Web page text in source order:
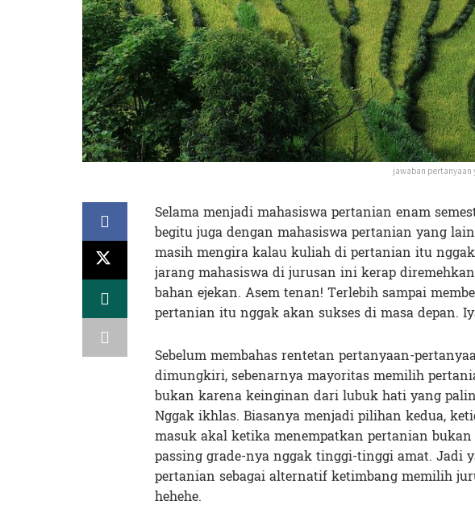
jawaban pertanyaan
Selama menjadi mahasiswa pertanian enam
begitu juga dengan mahasiswa pertanian yang
masih mengira kalau kuliah di pertanian itu
jarang mahasiswa di jurusan ini kerap
bahan ejekan. Asem tenan! Terlebih sampai
pertanian itu nggak akan sukses di masa depan.
Sebelum membahas rentetan pertanyaan-
dimungkiri, sebenarnya mayoritas memilih
bukan karena keinginan dari lubuk hati yang
Nggak ikhlas. Biasanya menjadi pilihan kedua,
masuk akal ketika menempatkan pertanian
passing grade-nya nggak tinggi-tinggi amat. Jadi
pertanian sebagai alternatif ketimbang memilih
hehehe.